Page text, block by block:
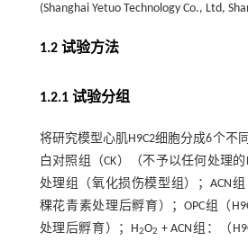
(Shanghai Yetuo Technology Co., Ltd,
1.2 试验方法
1.2.1 试验分组
将研究模型心肌H9C2细胞分成6个不
白对照组（CK）（不予以任何处理
处理组（氧化损伤模型组）；ACN
稞花青素处理后孵育）；OPC组（
处理后孵育）；H2O2 + ACN组：（